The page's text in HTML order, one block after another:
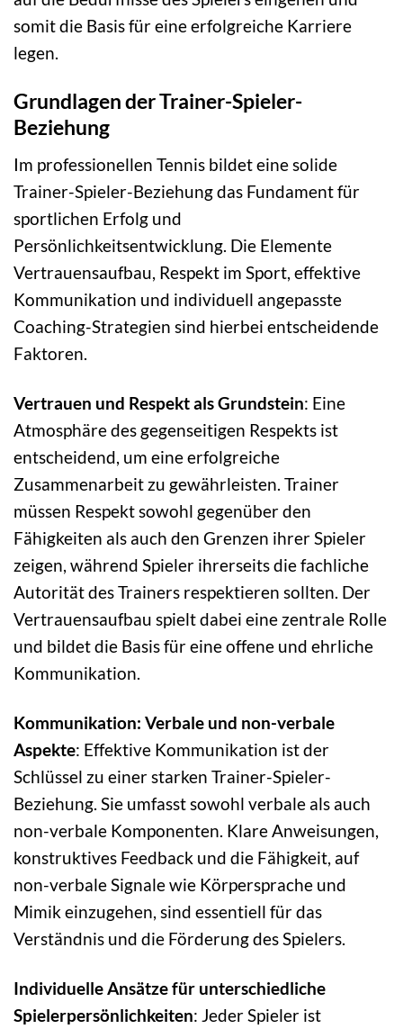
somit die Basis für eine erfolgreiche Karriere
legen.
Grundlagen der Trainer-Spieler-
Beziehung
Im professionellen Tennis bildet eine solide
Trainer-Spieler-Beziehung das Fundament für
sportlichen Erfolg und
Persönlichkeitsentwicklung. Die Elemente
Vertrauensaufbau, Respekt im Sport, effektive
Kommunikation und individuell angepasste
Coaching-Strategien sind hierbei entscheidende
Faktoren.
Vertrauen und Respekt als Grundstein: Eine
Atmosphäre des gegenseitigen Respekts ist
entscheidend, um eine erfolgreiche
Zusammenarbeit zu gewährleisten. Trainer
müssen Respekt sowohl gegenüber den
Fähigkeiten als auch den Grenzen ihrer Spieler
zeigen, während Spieler ihrerseits die fachliche
Autorität des Trainers respektieren sollten. Der
Vertrauensaufbau spielt dabei eine zentrale Rolle
und bildet die Basis für eine offene und ehrliche
Kommunikation.
Kommunikation: Verbale und non-verbale
Aspekte: Effektive Kommunikation ist der
Schlüssel zu einer starken Trainer-Spieler-
Beziehung. Sie umfasst sowohl verbale als auch
non-verbale Komponenten. Klare Anweisungen,
konstruktives Feedback und die Fähigkeit, auf
non-verbale Signale wie Körpersprache und
Mimik einzugehen, sind essentiell für das
Verständnis und die Förderung des Spielers.
Individuelle Ansätze für unterschiedliche
Spielerpersönlichkeiten: Jeder Spieler ist